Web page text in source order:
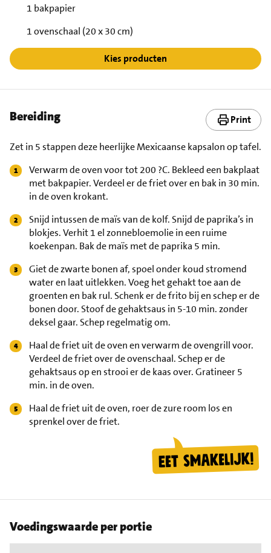
1 bakpapier
1 ovenschaal (20 x 30 cm)
Kies producten
Bereiding Print
Zet in 5 stappen deze heerlijke Mexicaanse kapsalon op tafel.
Verwarm de oven voor tot 200 ?C. Bekleed een bakplaat
met bakpapier. Verdeel er de friet over en bak in 30 min.
in de oven krokant.
Snijd intussen de maïs van de kolf. Snijd de paprika’s in
blokjes. Verhit 1 el zonnebloemolie in een ruime
koekenpan. Bak de maïs met de paprika 5 min.
Giet de zwarte bonen af, spoel onder koud stromend
water en laat uitlekken. Voeg het gehakt toe aan de
groenten en bak rul. Schenk er de frito bij en schep er de
bonen door. Stoof de gehaktsaus in 5-10 min. zonder
deksel gaar. Schep regelmatig om.
Haal de friet uit de oven en verwarm de ovengrill voor.
Verdeel de friet over de ovenschaal. Schep er de
gehaktsaus op en strooi er de kaas over. Gratineer 5
min. in de oven.
Haal de friet uit de oven, roer de zure room los en
sprenkel over de friet.
Voedingswaarde per portie